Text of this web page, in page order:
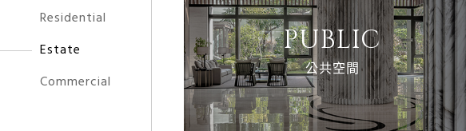
Residential
Estate
Commercial
PUBLIC
公共空間